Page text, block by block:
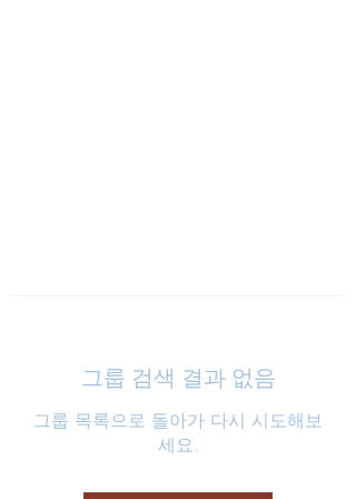
그룹 검색 결과 없음
그룹 목록으로 돌아가 다시 시도해보
세요.